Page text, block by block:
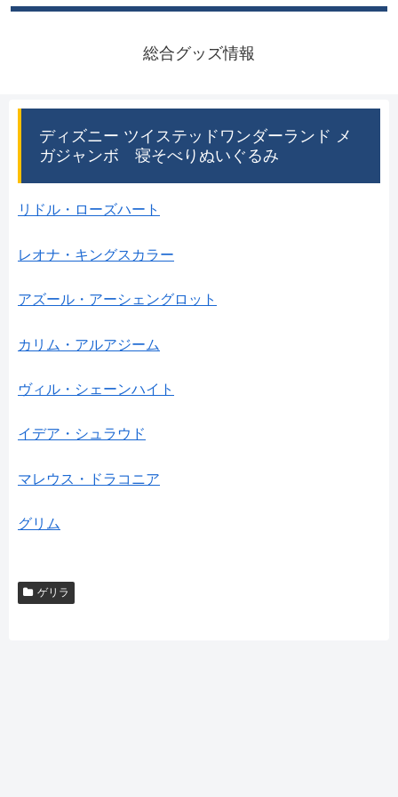
総合グッズ情報
ディズニー ツイステッドワンダーランド メ
ガジャンボ 寝そべりぬいぐるみ
リドル・ローズハート
レオナ・キングスカラー
アズール・アーシェングロット
カリム・アルアジーム
ヴィル・シェーンハイト
イデア・シュラウド
マレウス・ドラコニア
グリム
ゲリラ